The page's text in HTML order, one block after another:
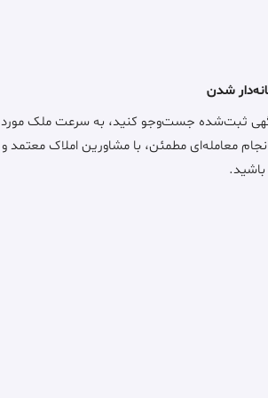
شدن
آگهی ثبت‌شده جست‌وجو کنید، به سرعت ملک مورد
معامله‌ای مطمئن، با مشاورین املاک معتمد و